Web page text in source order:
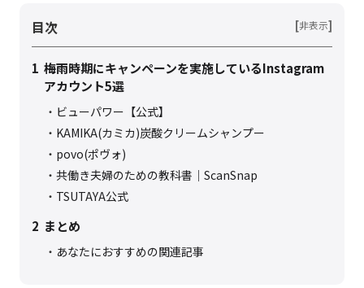
目次 [非表示]
1 梅雨時期にキャンペーンを実施しているInstagram
アカウント5選
ビューパワー【公式】
KAMIKA(カミカ)炭酸クリームシャンプー
povo(ポヴォ)
共働き夫婦のための教科書｜ScanSnap
TSUTAYA公式
2 まとめ
あなたにおすすめの関連記事